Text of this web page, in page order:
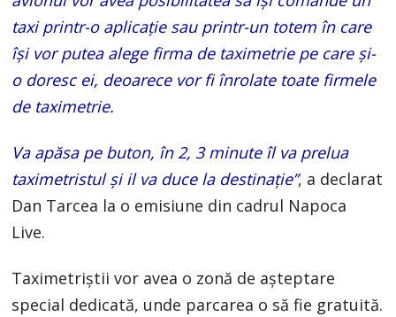
taxi printr-o aplicație sau printr-un totem în care
își vor putea alege firma de taximetrie pe care și-
o doresc ei, deoarece vor fi înrolate toate firmele
de taximetrie.
Va apăsa pe buton, în 2, 3 minute îl va prelua
taximetristul și il va duce la destinație”, a declarat
Dan Tarcea la o emisiune din cadrul Napoca
Live.
Taximetriștii vor avea o zonă de așteptare
special dedicată, unde parcarea o să fie gratuită.